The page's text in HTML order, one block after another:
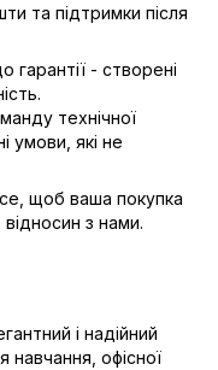
та підтримки після
гарантії - створені
технічної
умови, які не
щоб ваша покупка
з нами.
і надійний
навчання, офісної